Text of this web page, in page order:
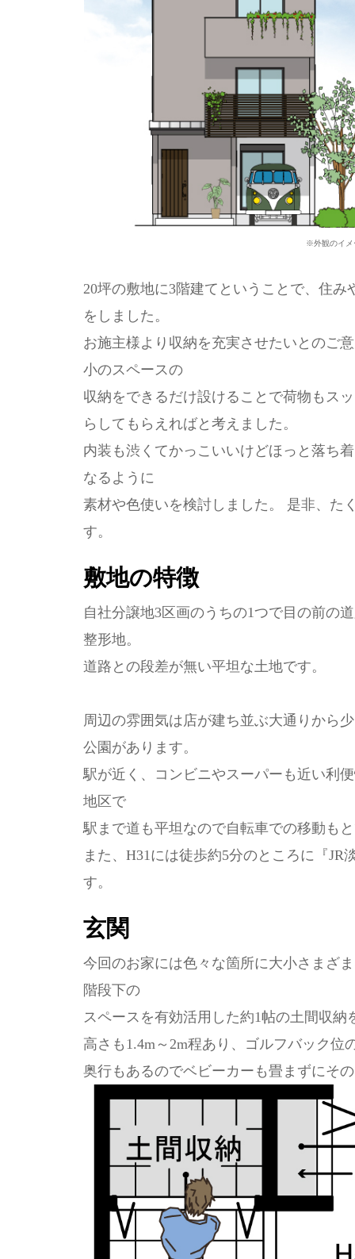
※外観のイメ
20坪の敷地に3階建てということで、住
をしました。
お施主様より収納を充実させたいとのご
小のスペースの
収納をできるだけ設けることで荷物もス
らしてもらえればと考えました。
内装も渋くてかっこいいけどほっと落ち
なるように
素材や色使いを検討しました。 是非、た
す。
敷地の特徴
自社分譲地3区画のうちの1つで目の前の
整形地。
道路との段差が無い平坦な土地です。
周辺の雰囲気は店が建ち並ぶ大通りから
公園があります。
駅が近く、コンビニやスーパーも近い利
地区で
駅まで道も平坦なので自転車での移動も
また、H31には徒歩約5分のところに『
す。
玄関
今回のお家には色々な箇所に大小さまざ
階段下の
スペースを有効活用した約1帖の土間収納
高さも1.4m～2m程あり、ゴルフバック
奥行もあるのでベビーカーも畳まずにそ